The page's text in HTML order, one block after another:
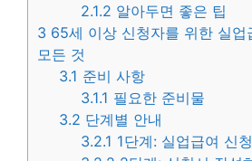
2.1.2 알아두면 좋은 팁
3 65세 이상 신청자를 위한 실업
모든 것
3.1 준비 사항
3.1.1 필요한 준비물
3.2 단계별 안내
3.2.1 1단계: 실업급여 신